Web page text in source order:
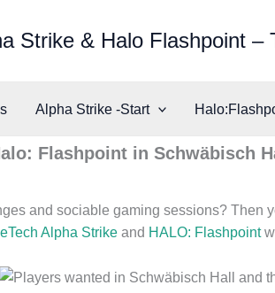
Strike & Halo Flashpoint
Alpha Strike -Start
Flashpoint in Schwäbisch
and sociable gaming sessions? Then
Alpha Strike and HALO: Flashpoint